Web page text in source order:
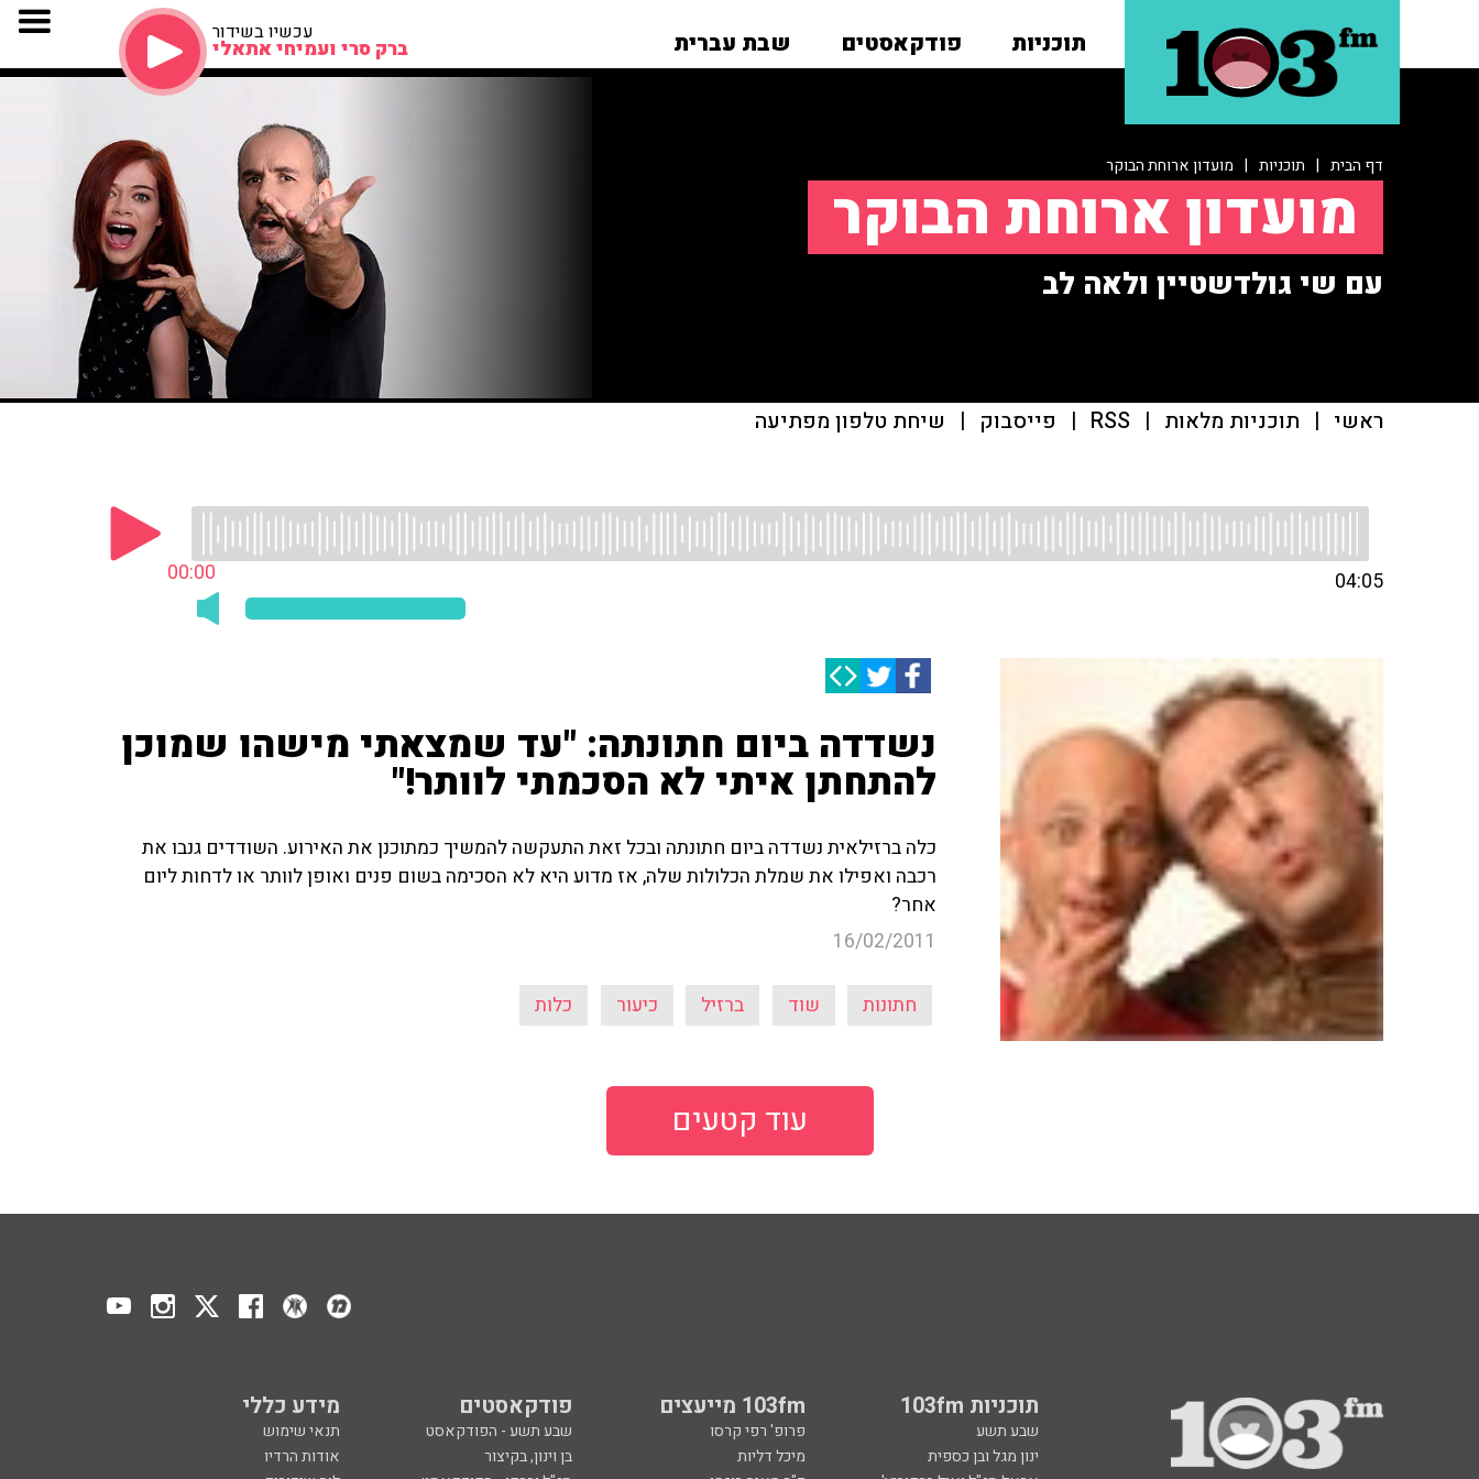
תוכניות פודקאסטים שבת עברית עכשיו בשידור
ברק סרי ועמיחי אתאלי
דף הבית | תוכניות | מועדון ארוחת הבוקר
מועדון ארוחת הבוקר
עם שי גולדשטיין ולאה לב
ראשי | תוכניות מלאות |
RSS
| פייסבוק | שיחת טלפון מפתיעה
00:00 04:05
נשדדה ביום חתונתה: "עד שמצאתי מישהו שמוכן
להתחתן איתי לא הסכמתי לוותר!"
כלה ברזילאית נשדדה ביום חתונתה ובכל זאת התעקשה להמשיך כמתוכנן את האירוע. השודדים גנבו את
רכבה ואפילו את שמלת הכלולות שלה, אז מדוע היא לא הסכימה בשום פנים ואופן לוותר או לדחות ליום
אחר?
16/02/2011
חתונות שוד ברזיל כיעור כלות
עוד קטעים
תוכניות 103fm 103fm מייעצים פודקאסטים מידע כללי
שבע תשע פרופ' רפי קרסו שבע תשע - הפודקאסט
תנאי שימוש
ינון מגל ובן כספית
מיכל דליות בן וינון, בקיצור
אודות הרדיו